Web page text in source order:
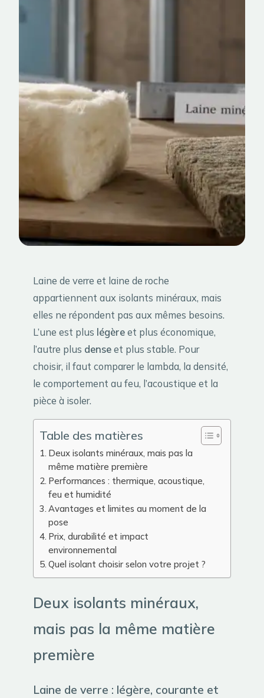
Laine de verre et laine de roche
appartiennent aux isolants minéraux, mais
elles ne répondent pas aux mêmes besoins.
L’une est plus légèreet plus économique,
l’autre plus denseet plus stable. Pour
choisir, il faut comparer le lambda, la densité,
le comportement au feu, l’acoustique et la
pièce à isoler.
Table des matières
Deux isolants minéraux, mais pas la
même matière première
Performances : thermique, acoustique,
feu et humidité
Avantages et limites au moment de la
pose
Prix, durabilité et impact
environnemental
Quel isolant choisir selon votre projet ?
Deux isolants minéraux,
mais pas la même matière
première
Laine de verre : légère, courante et